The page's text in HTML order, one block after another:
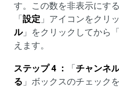
す。この数を非表示にす
「 設定 」アイコンをクリ
ル」をクリックしてから「
えます。
ステップ 4 ： 「 チャンネ
る 」ボックスのチェック